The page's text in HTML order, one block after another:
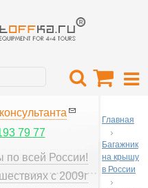
79 77
по всей России!
с 2009г
Главная
Багажник
на крышу
в России